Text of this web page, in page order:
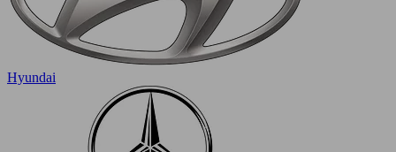
Hyundai